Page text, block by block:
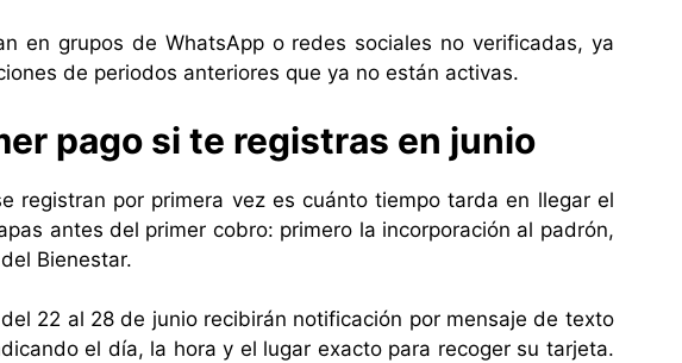
en grupos de WhatsApp o redes sociales no verificadas, ya
de periodos anteriores que ya no están activas.
pago si te registras en junio
registran por primera vez es cuánto tiempo tarda en llegar el
antes del primer cobro: primero la incorporación al padrón,
Bienestar.
22 al 28 de junio recibirán notificación por mensaje de texto
el día, la hora y el lugar exacto para recoger su tarjeta.